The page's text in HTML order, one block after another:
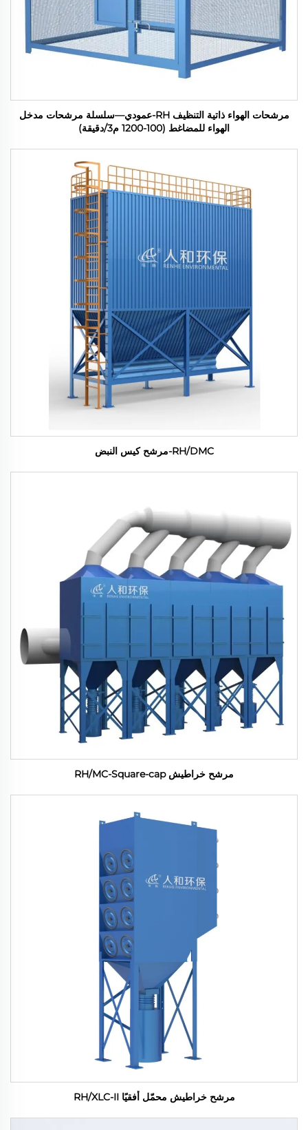
مرشحات الهواء ذاتية التنظيف RH-عمودي—سلسلة مرشحات مدخل
الهواء للمضاغط (100-1200 م3/دقيقة)
RH/DMC-مرشح كيس النبض
مرشح خراطيش RH/MC-Square-cap
مرشح خراطيش محمّل أفقيًا RH/XLC-II